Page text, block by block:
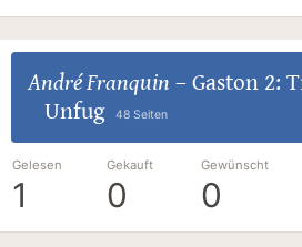
André Franquin – Gaston 2:
Unfug
48 Seiten
Gelesen
1
Gekauft
0
Gewünscht
0